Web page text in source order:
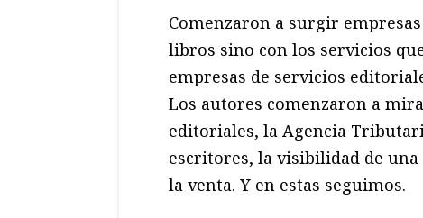
Comenzaron a surgir
libros sino con los servicios
empresas de servicios
Los autores comenzaron a
editoriales, la Agencia
escritores, la visibilidad de
la venta. Y en estas seguimos.